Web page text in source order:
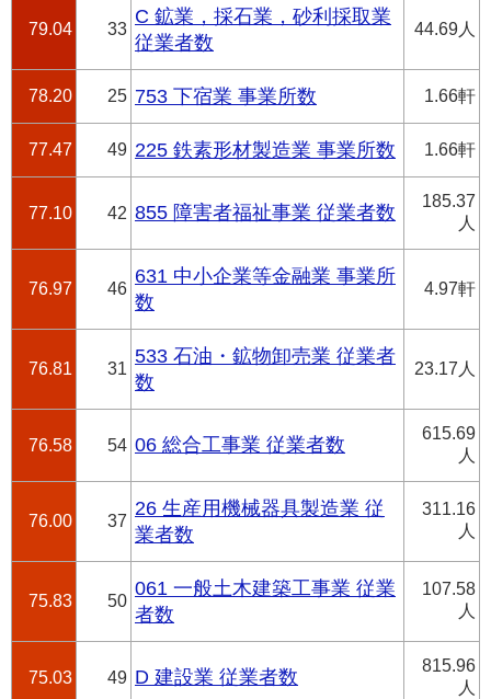
79.04 33
C 鉱業，採石業，砂利採取業
従業者数
44.69人
78.20 25 753 下宿業 事業所数 1.66軒
77.47 49 225 鉄素形材製造業 事業所数 1.66軒
77.10 42 855 障害者福祉事業 従業者数
185.37
人
76.97 46
631 中小企業等金融業 事業所
数
4.97軒
76.81 31
533 石油・鉱物卸売業 従業者
数
23.17人
76.58 54 06 総合工事業 従業者数
615.69
人
76.00 37
26 生産用機械器具製造業 従
業者数
311.16
人
75.83 50
061 一般土木建築工事業 従業
者数
107.58
人
75.03 49 D 建設業 従業者数
815.96
人